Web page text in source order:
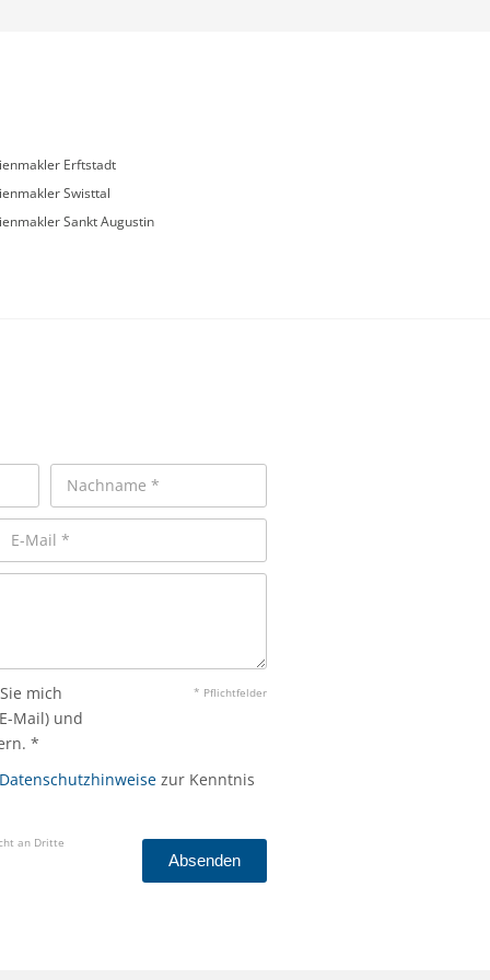
Erftstadt
Swisttal
Sankt Augustin
mich
Mail) und
*
* Pflichtfelder
Datenschutzhinweise zur Kenntnis
an Dritte
Absenden